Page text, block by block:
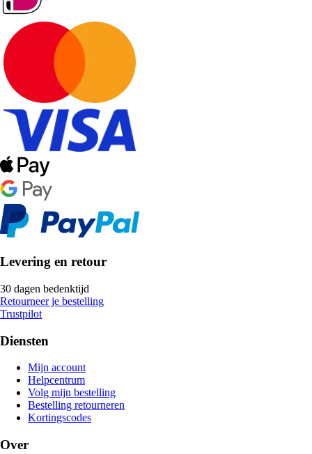
Levering en retour
30 dagen bedenktijd
Retourneer je bestelling
Trustpilot
Diensten
Mijn account
Helpcentrum
Volg mijn bestelling
Bestelling retourneren
Kortingscodes
Over